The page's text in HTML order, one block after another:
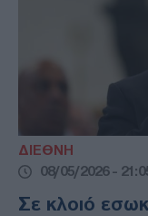
ΔΙΕΘΝΗ
08/05/2026 -
Σε κλοιό